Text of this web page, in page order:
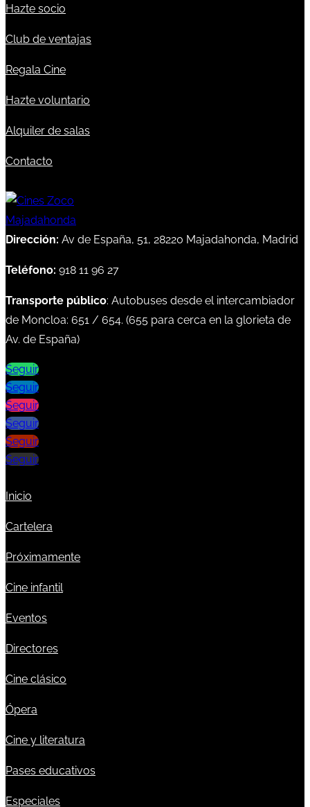
Hazte socio
Club de ventajas
Regala Cine
Hazte voluntario
Alquiler de salas
Contacto
Dirección: Av de España, 51, 28220 Majadahonda, Madrid
Teléfono: 918 11 96 27
Transporte público: Autobuses desde el intercambiador
de Moncloa: 651 / 654. (655 para cerca en la glorieta de
Av. de España)
Seguir
Seguir
Seguir
Seguir
Seguir
Seguir
Inicio
Cartelera
Próximamente
Cine infantil
Eventos
Directores
Cine clásico
Ópera
Cine y literatura
Pases educativos
Especiales